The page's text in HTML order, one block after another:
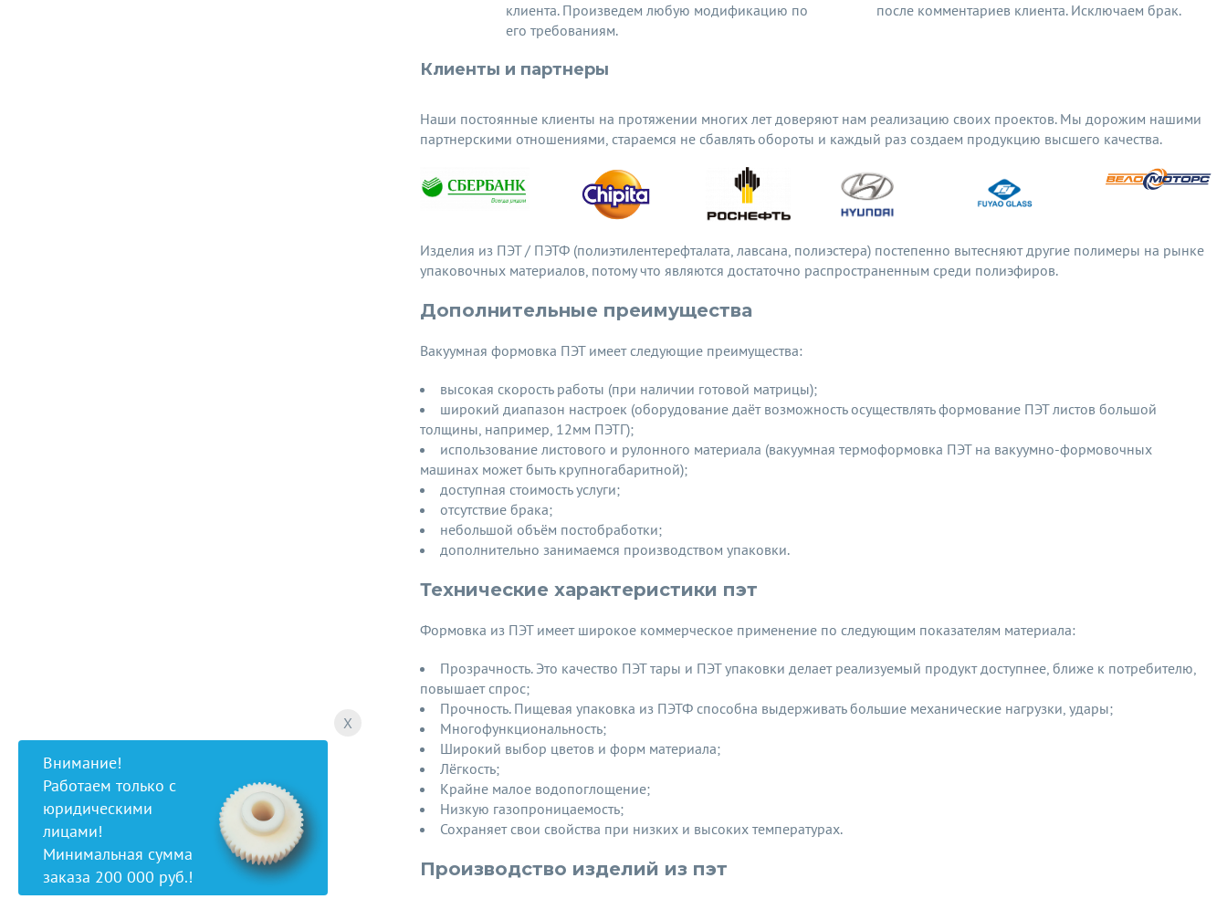
клиента. Произведем любую модификацию по
его требованиям.
после комментариев клиента. Исключаем брак.
Клиенты и партнеры
Наши постоянные клиенты на протяжении многих лет доверяют нам реализацию своих проектов. Мы дорожим нашими
партнерскими отношениями, стараемся не сбавлять обороты и каждый раз создаем продукцию высшего качества.
Изделия из ПЭТ / ПЭТФ (полиэтилентерефталата, лавсана, полиэстера) постепенно вытесняют другие полимеры на рынке
упаковочных материалов, потому что являются достаточно распространенным среди полиэфиров.
Дополнительные преимущества
Вакуумная формовка ПЭТ имеет следующие преимущества:
высокая скорость работы (при наличии готовой матрицы);
широкий диапазон настроек (оборудование даёт возможность осуществлять формование ПЭТ листов большой
толщины, например, 12мм ПЭТГ);
использование листового и рулонного материала (вакуумная термоформовка ПЭТ на вакуумно-формовочных
машинах может быть крупногабаритной);
доступная стоимость услуги;
отсутствие брака;
небольшой объём постобработки;
дополнительно занимаемся производством упаковки.
Технические характеристики пэт
Формовка из ПЭТ имеет широкое коммерческое применение по следующим показателям материала:
Прозрачность. Это качество ПЭТ тары и ПЭТ упаковки делает реализуемый продукт доступнее, ближе к потребителю,
повышает спрос;
Прочность. Пищевая упаковка из ПЭТФ способна выдерживать большие механические нагрузки, удары;
Многофункциональность;
Широкий выбор цветов и форм материала;
Лёгкость;
Крайне малое водопоглощение;
Низкую газопроницаемость;
Сохраняет свои свойства при низких и высоких температурах.
Производство изделий из пэт
X
Внимание!
Работаем только с
юридическими
лицами!
Минимальная сумма
заказа 200 000 руб.!